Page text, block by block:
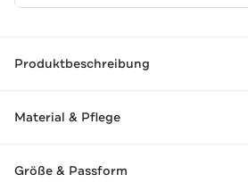
Produktbeschreibung
Material & Pflege
Größe & Passform